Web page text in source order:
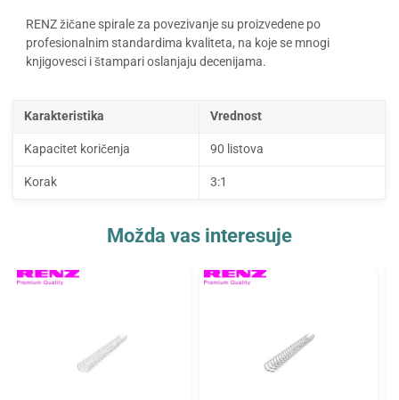
RENZ žičane spirale za povezivanje su proizvedene po
profesionalnim standardima kvaliteta, na koje se mnogi
knjigovesci i štampari oslanjaju decenijama.
Karakteristika Vrednost
Kapacitet koričenja 90 listova
Korak 3:1
Možda vas interesuje